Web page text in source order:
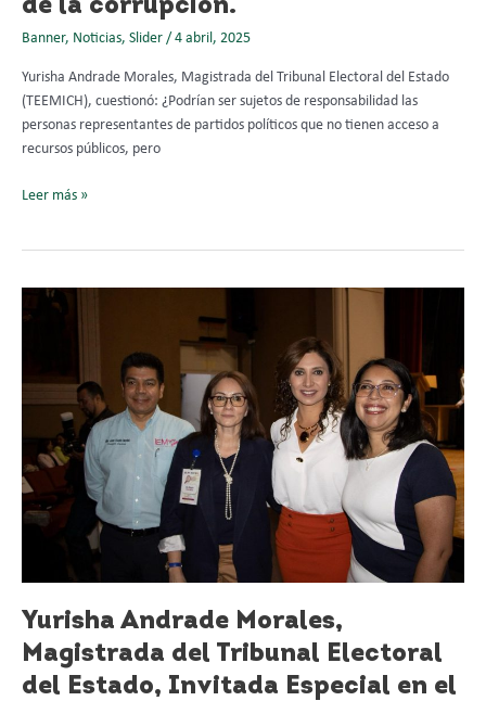
de la corrupción.
Banner, Noticias, Slider / 4 abril, 2025
Yurisha Andrade Morales, Magistrada del Tribunal Electoral del Estado
(TEEMICH), cuestionó: ¿Podrían ser sujetos de responsabilidad las
personas representantes de partidos políticos que no tienen acceso a
recursos públicos, pero
Leer más »
Yurisha Andrade Morales,
Magistrada del Tribunal Electoral
del Estado, Invitada Especial en el
Yurisha
Andrade
Tribunal
Electoral
del
Estado,
Invitada
el
VII
Foro
Nacional
de